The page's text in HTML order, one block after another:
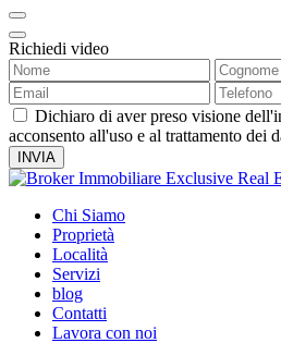
Richiedi video
Dichiaro di aver preso visione
acconsento all'uso e al trattamento dei
Chi Siamo
Proprietà
Località
Servizi
blog
Contatti
Lavora con noi